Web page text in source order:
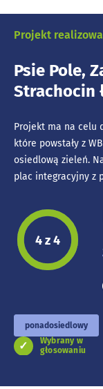
Projekt
Psie Pole,
Strachocin
Projekt ma na celu
które powstały z
osiedlową zieleń.
plac integracyjny z
Etap
4 z 4
Wybrany w
głosowaniu
ponadosiedlowy